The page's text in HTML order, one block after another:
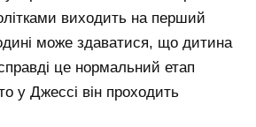
виходить на перший
може здаватися, що дитина
це нормальний етап
у Джессі він проходить